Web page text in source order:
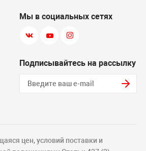
Мы в социальных сетях
Подписывайтесь на рассылку
цен, условий поставки и